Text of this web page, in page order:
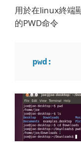
用於在linux終端
的PWD命令
pwd: